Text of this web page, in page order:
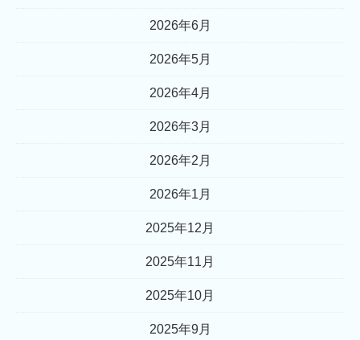
2026年6月
2026年5月
2026年4月
2026年3月
2026年2月
2026年1月
2025年12月
2025年11月
2025年10月
2025年9月